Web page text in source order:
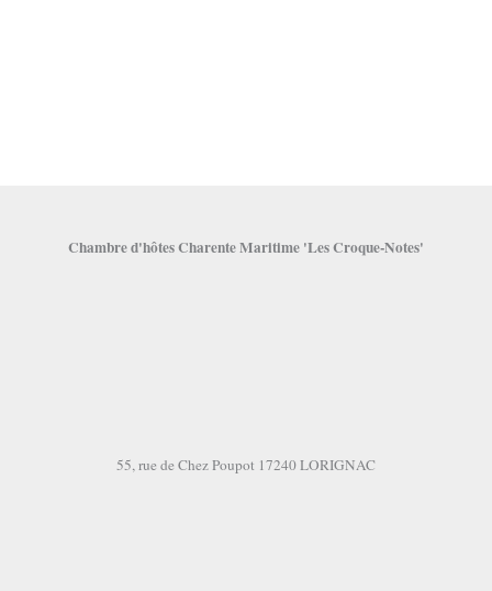
Chambre d'hôtes Charente Maritime 'Les Croque-Notes'
55, rue de Chez Poupot 17240 LORIGNAC